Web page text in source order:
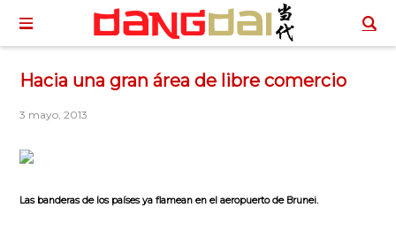
Hacia una gran área de libre comercio
3 mayo, 2013
Las banderas de los países ya flamean en el aeropuerto de Brunei.